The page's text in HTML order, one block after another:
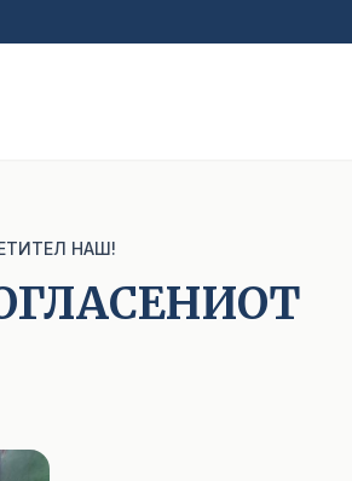
НАШ!